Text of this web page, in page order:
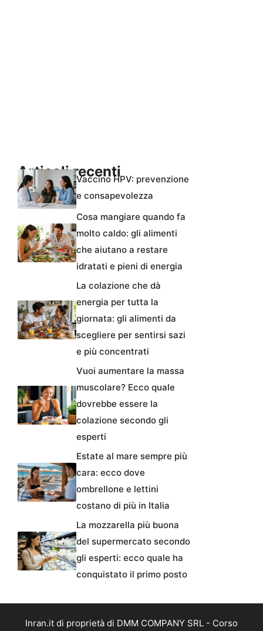
Articoli recentiVaccino HPV: prevenzione
e consapevolezza
Cosa mangiare quando fa
molto caldo: gli alimenti
che aiutano a restare
idratati e pieni di energia
La colazione che dà
energia per tutta la
giornata: gli alimenti da
scegliere per sentirsi sazi
e più concentrati
Vuoi aumentare la massa
muscolare? Ecco quale
dovrebbe essere la
colazione secondo gli
esperti
Estate al mare sempre più
cara: ecco dove
ombrellone e lettini
costano di più in Italia
La mozzarella più buona
del supermercato secondo
gli esperti: ecco quale ha
conquistato il primo posto
Inran.it di proprietà di DMM COMPANY SRL - Corso